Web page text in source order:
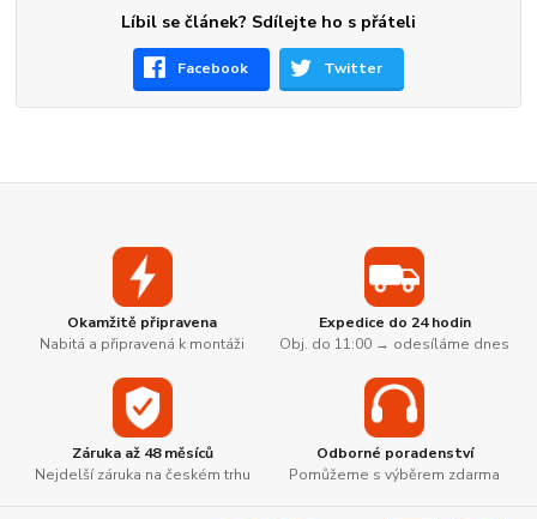
Líbil se článek? Sdílejte ho s přáteli
Facebook Twitter
Okamžitě připravena
Nabitá a připravená k montáži
Expedice do 24 hodin
Obj. do 11:00 → odesíláme dnes
Záruka až 48 měsíců
Nejdelší záruka na českém trhu
Odborné poradenství
Pomůžeme s výběrem zdarma